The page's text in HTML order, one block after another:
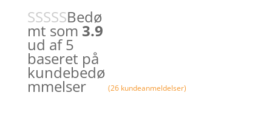
Bedø
mt som 3.9
ud af 5
baseret på
kundebedø
mmelser (26 kundeanmeldelser)